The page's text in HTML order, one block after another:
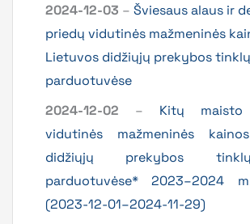
2024-12-03 – Šviesaus alaus ir
priedų vidutinės mažmeninės
Lietuvos didžiųjų prekybos tinklų
parduotuvėse
2024-12-02 – Kitų maisto
vidutinės mažmeninės
didžiųjų prekybos
parduotuvėse* 2023–2024
(2023-12-01–2024-11-29)